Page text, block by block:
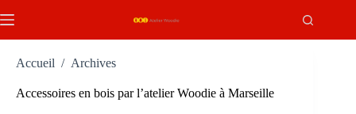
au
Accueil / Archives
Accessoires en bois par l’atelier Woodie à Marseille